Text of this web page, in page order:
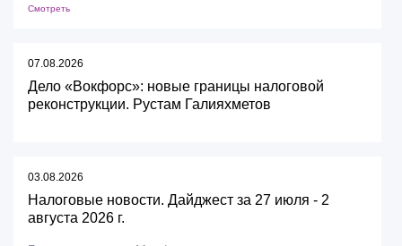
Смотреть
07.08.2026
Дело «Вокфорс»: новые границы налоговой
реконструкции. Рустам Галияхметов
03.08.2026
Налоговые новости. Дайджест за 27 июля - 2
августа 2026 г.